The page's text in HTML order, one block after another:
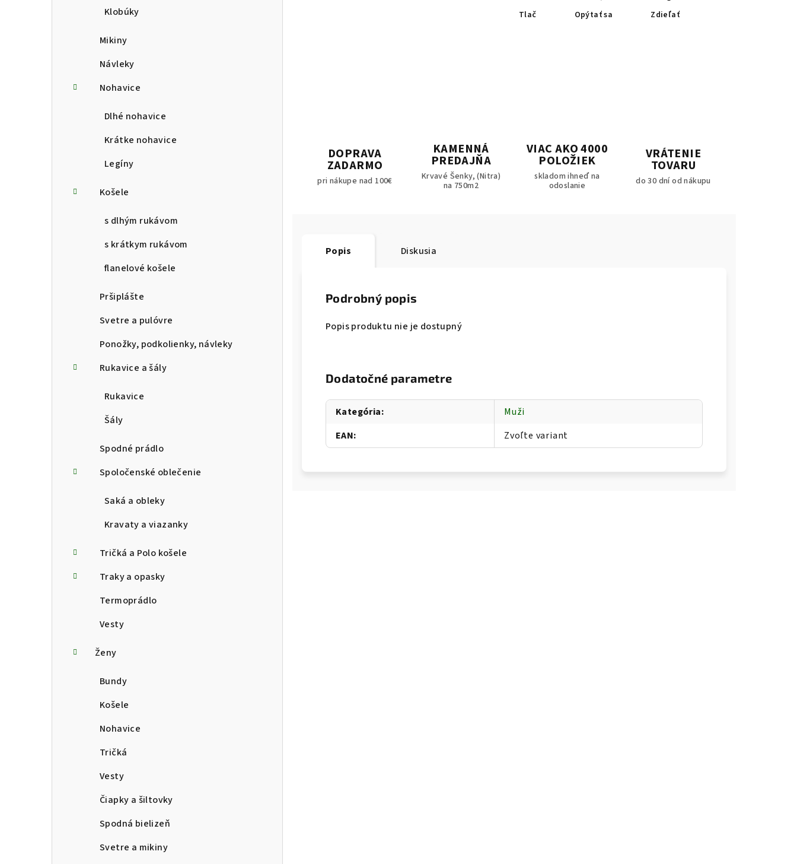
Klobúky
Mikiny
Návleky
Nohavice
Dlhé nohavice
Krátke nohavice
Legíny
Košele
s dlhým rukávom
s krátkym rukávom
flanelové košele
Pršiplášte
Svetre a pulóvre
Ponožky, podkolienky, návleky
Rukavice a šály
Rukavice
Šály
Spodné prádlo
Spoločenské oblečenie
Saká a obleky
Kravaty a viazanky
Tričká a Polo košele
Traky a opasky
Termoprádlo
Vesty
Ženy
Bundy
Košele
Nohavice
Tričká
Vesty
Čiapky a šiltovky
Spodná bielizeň
Svetre a mikiny
Tlač Opýtať sa Zdieľať
DOPRAVA
ZADARMO
pri nákupe nad 100€
KAMENNÁ
PREDAJŇA
Krvavé Šenky, (Nitra)
na 750m2
VIAC AKO 4000
POLOŽIEK
skladom ihneď na
odoslanie
VRÁTENIE
TOVARU
do 30 dní od nákupu
Popis Diskusia
Podrobný popis
Popis produktu nie je dostupný
Dodatočné parametre
Kategória:
Muži
EAN: Zvoľte variant